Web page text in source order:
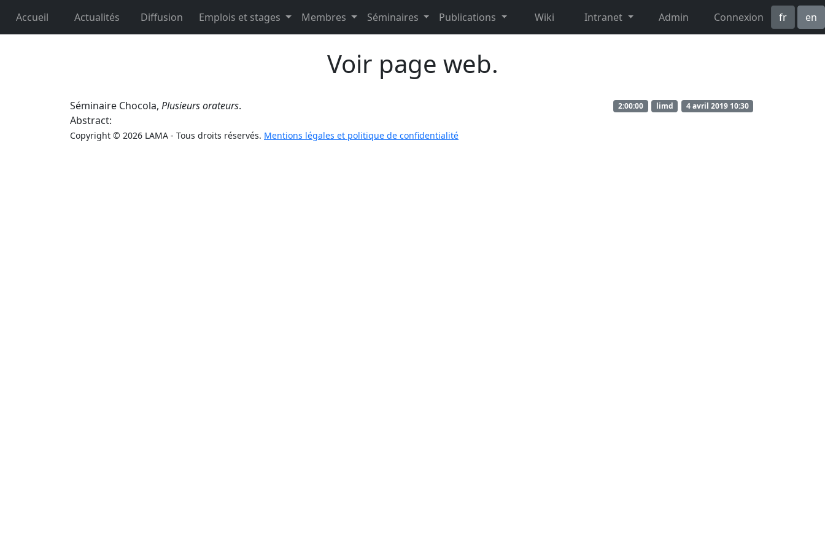
Accueil Actualités Diffusion Emplois et stages Membres Séminaires Publications Wiki Intranet Admin Connexion fr en
Voir page web.
Séminaire Chocola, Plusieurs orateurs. 4 avril 2019 10:30
limd
2:00:00
Abstract:
Copyright © 2026 LAMA - Tous droits réservés. Mentions légales et politique de confidentialité